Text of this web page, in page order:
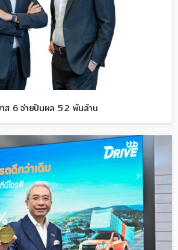
ส 6 จ่ายปันผล 5.2 พันล้าน